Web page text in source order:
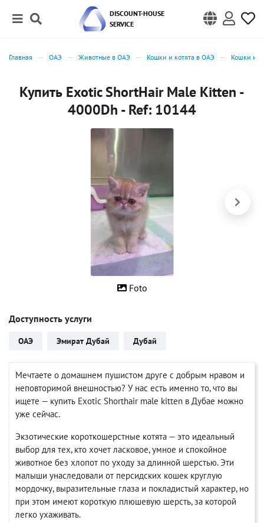
DISCOUNT-HOUSE
SERVICE
Главная ОАЭ Животные в ОАЭ Кошки и котята в ОАЭ Кошки и
Купить Exotic ShortHair Male Kitten -
4000Dh - Ref: 10144
Foto
Доступность услуги
ОАЭ Эмират Дубай Дубай
Мечтаете о домашнем пушистом друге с добрым нравом и
неповторимой внешностью? У нас есть именно то, что вы
ищете — купить Exotic Shorthair male kitten в Дубае можно
уже сейчас.
Экзотические короткошерстные котята — это идеальный
выбор для тех, кто хочет ласковое, умное и спокойное
животное без хлопот по уходу за длинной шерстью. Эти
малыши унаследовали от персидских кошек круглую
мордочку, выразительные глаза и покладистый характер, но
при этом имеют короткую плюшевую шерсть, за которой
легко ухаживать.